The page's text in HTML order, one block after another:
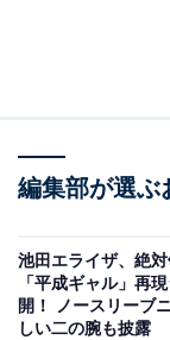
編集部が選ぶ
池田エライザ、絶
「平成ギャル」再
開！ ノースリーブ
しい二の腕も披露